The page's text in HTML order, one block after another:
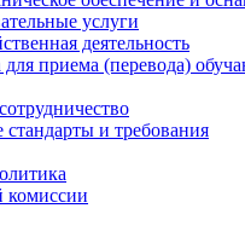
услуги
деятельность
приема (перевода)
стандарты и требования
комиссии